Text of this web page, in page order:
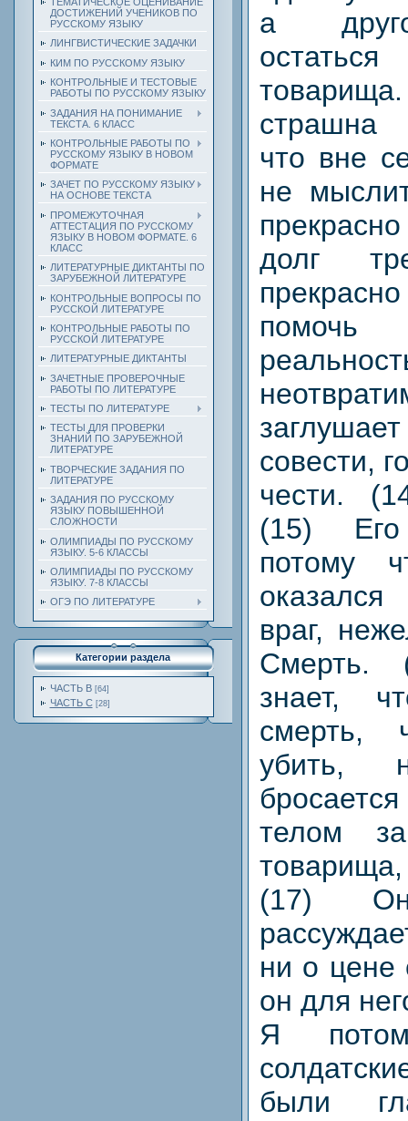
ДОСТИЖЕНИЙ УЧЕНИКОВ ПО
РУССКОМУ ЯЗЫКУ
ЛИНГВИСТИЧЕСКИЕ ЗАДАЧКИ
КИМ ПО РУССКОМУ ЯЗЫКУ
КОНТРОЛЬНЫЕ И ТЕСТОВЫЕ
РАБОТЫ ПО РУССКОМУ ЯЗЫКУ
ЗАДАНИЯ НА ПОНИМАНИЕ
ТЕКСТА. 6 КЛАСС
КОНТРОЛЬНЫЕ РАБОТЫ ПО
РУССКОМУ ЯЗЫКУ В НОВОМ
ФОРМАТЕ
ЗАЧЕТ ПО РУССКОМУ ЯЗЫКУ
НА ОСНОВЕ ТЕКСТА
ПРОМЕЖУТОЧНАЯ
АТТЕСТАЦИЯ ПО РУССКОМУ
ЯЗЫКУ В НОВОМ ФОРМАТЕ. 6
КЛАСС
ЛИТЕРАТУРНЫЕ ДИКТАНТЫ ПО
ЗАРУБЕЖНОЙ ЛИТЕРАТУРЕ
КОНТРОЛЬНЫЕ ВОПРОСЫ ПО
РУССКОЙ ЛИТЕРАТУРЕ
КОНТРОЛЬНЫЕ РАБОТЫ ПО
РУССКОЙ ЛИТЕРАТУРЕ
ЛИТЕРАТУРНЫЕ ДИКТАНТЫ
ЗАЧЕТНЫЕ ПРОВЕРОЧНЫЕ
РАБОТЫ ПО ЛИТЕРАТУРЕ
ТЕСТЫ ПО ЛИТЕРАТУРЕ
ТЕСТЫ ДЛЯ ПРОВЕРКИ
ЗНАНИЙ ПО ЗАРУБЕЖНОЙ
ЛИТЕРАТУРЕ
ТВОРЧЕСКИЕ ЗАДАНИЯ ПО
ЛИТЕРАТУРЕ
ЗАДАНИЯ ПО РУССКОМУ
ЯЗЫКУ ПОВЫШЕННОЙ
СЛОЖНОСТИ
ОЛИМПИАДЫ ПО РУССКОМУ
ЯЗЫКУ. 5-6 КЛАССЫ
ОЛИМПИАДЫ ПО РУССКОМУ
ЯЗЫКУ. 7-8 КЛАССЫ
ОГЭ ПО ЛИТЕРАТУРЕ
Категории раздела
ЧАСТЬ В [64]
ЧАСТЬ С [28]
а
страшна
что вне
не
долг
совести,
чести.
(15)
потому
враг,
Смерть.
знает,
смерть,
убить,
телом
(17)
ни о цене
он для
Я
были